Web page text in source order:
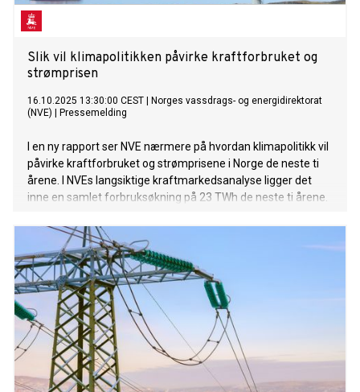
Slik vil klimapolitikken påvirke kraftforbruket og
strømprisen
16.10.2025 13:30:00 CEST
Norges vassdrags- og energidirektorat
(NVE)
Pressemelding
I en ny rapport ser NVE nærmere på hvordan klimapolitikk vil
påvirke kraftforbruket og strømprisene i Norge de neste ti
årene. I NVEs langsiktige kraftmarkedsanalyse ligger det
inne en samlet forbruksøkning på 23 TWh de neste ti årene.
med gårsdagens forslag til Statsbudsjett, viser NVEs
analyse at samlet kraftforbruk økes med ytterligere 4 TWh
fram mot 2035.